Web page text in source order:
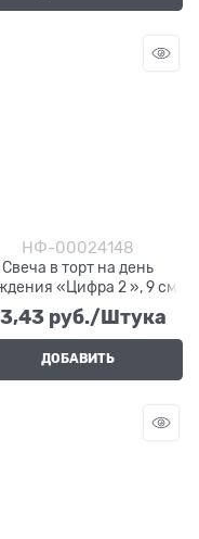
НФ-00024148
Свеча в торт на день
«Цифра 2 », 9 см
руб./Штука
ДОБАВИТЬ